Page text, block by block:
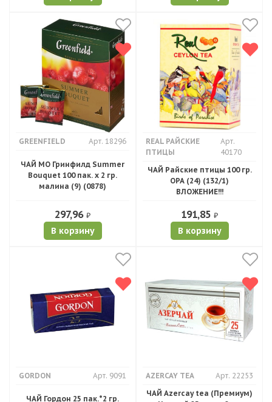
GREENFIELD Арт. 18296
ЧАЙ МО Гринфилд Summer
Bouquet 100 пак. х 2 гр.
малина (9) (0878)
297,96 ₽
В корзину
REAL РАЙСКИЕ
ПТИЦЫ
Арт.
40170
ЧАЙ Райские птицы 100 гр.
ОРА (24) (132/1)
ВЛОЖЕНИЕ!!!
191,85 ₽
В корзину
GORDON Арт. 9091
ЧАЙ Гордон 25 пак.*2 гр.
AZERCAY TEA
Арт. 22253
ЧАЙ Azercay tea (Премиум)